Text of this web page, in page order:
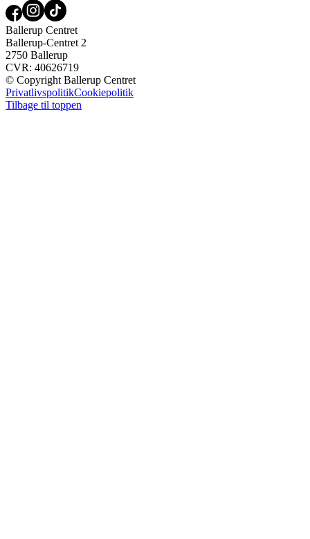
Ballerup Centret
Ballerup-Centret 2
2750 Ballerup
CVR: 40626719
© Copyright Ballerup Centret
PrivatlivspolitikCookiepolitik
Tilbage til toppen